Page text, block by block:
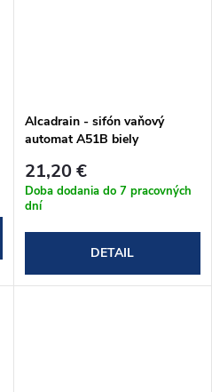
Alcadrain - sifón vaňový
automat A51B biely
21,20 €
Doba dodania do 7 pracovných
dní
DETAIL